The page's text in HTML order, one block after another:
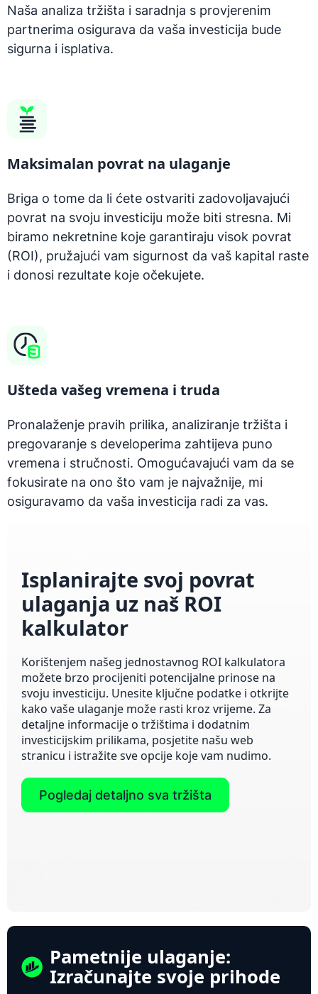
Naša analiza tržišta i saradnja s provjerenim
partnerima osigurava da vaša investicija bude
sigurna i isplativa.
Maksimalan povrat na ulaganje
Briga o tome da li ćete ostvariti zadovoljavajući
povrat na svoju investiciju može biti stresna. Mi
biramo nekretnine koje garantiraju visok povrat
(ROI), pružajući vam sigurnost da vaš kapital raste
i donosi rezultate koje očekujete.
Ušteda vašeg vremena i truda
Pronalaženje pravih prilika, analiziranje tržišta i
pregovaranje s developerima zahtijeva puno
vremena i stručnosti. Omogućavajući vam da se
fokusirate na ono što vam je najvažnije, mi
osiguravamo da vaša investicija radi za vas.
Isplanirajte svoj povrat
ulaganja uz naš ROI
kalkulator
Korištenjem našeg jednostavnog ROI kalkulatora
možete brzo procijeniti potencijalne prinose na
svoju investiciju. Unesite ključne podatke i otkrijte
kako vaše ulaganje može rasti kroz vrijeme. Za
detaljne informacije o tržištima i dodatnim
investicijskim prilikama, posjetite našu web
stranicu i istražite sve opcije koje vam nudimo.
Pogledaj detaljno sva tržišta
Pametnije ulaganje:
Izračunajte svoje prihode